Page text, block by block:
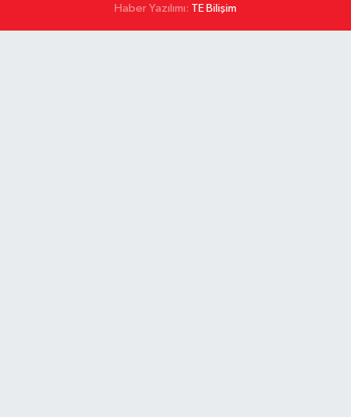
Haber Yazılımı: TE Bilişim